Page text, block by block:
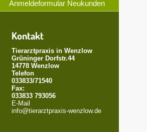
Anmeldeformular Neukunden
Kontakt
Tierarztpraxis in Wenzlow
Grüninger Dorfstr.44
14778 Wenzlow
Telefon
033833/71540
Fax:
033833 793056
E-Mail
info@tierarztpraxis-wenzlow.de